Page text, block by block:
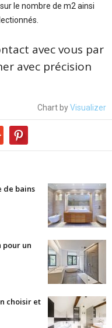
le nombre de m2 ainsi
avec vous par
avec précision
Chart byVisualizer
de bains
un
choisir et